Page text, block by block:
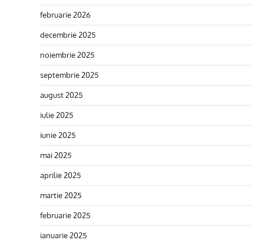
februarie 2026
decembrie 2025
noiembrie 2025
septembrie 2025
august 2025
iulie 2025
iunie 2025
mai 2025
aprilie 2025
martie 2025
februarie 2025
ianuarie 2025